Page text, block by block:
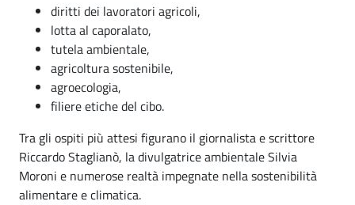
diritti dei lavoratori agricoli,
lotta al caporalato,
tutela ambientale,
agricoltura sostenibile,
agroecologia,
filiere etiche del cibo.
Tra gli ospiti più attesi figurano il giornalista e scrittore
Riccardo Staglianò, la divulgatrice ambientale Silvia
Moroni e numerose realtà impegnate nella sostenibilità
alimentare e climatica.